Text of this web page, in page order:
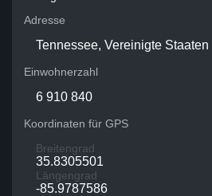
Adresse
Tennessee, Vereinigte Staaten
Einwohnerzahl
6 910 840
Koordinaten für GPS
Breitengrad
35.8305501
Längengrad
-85.9787586